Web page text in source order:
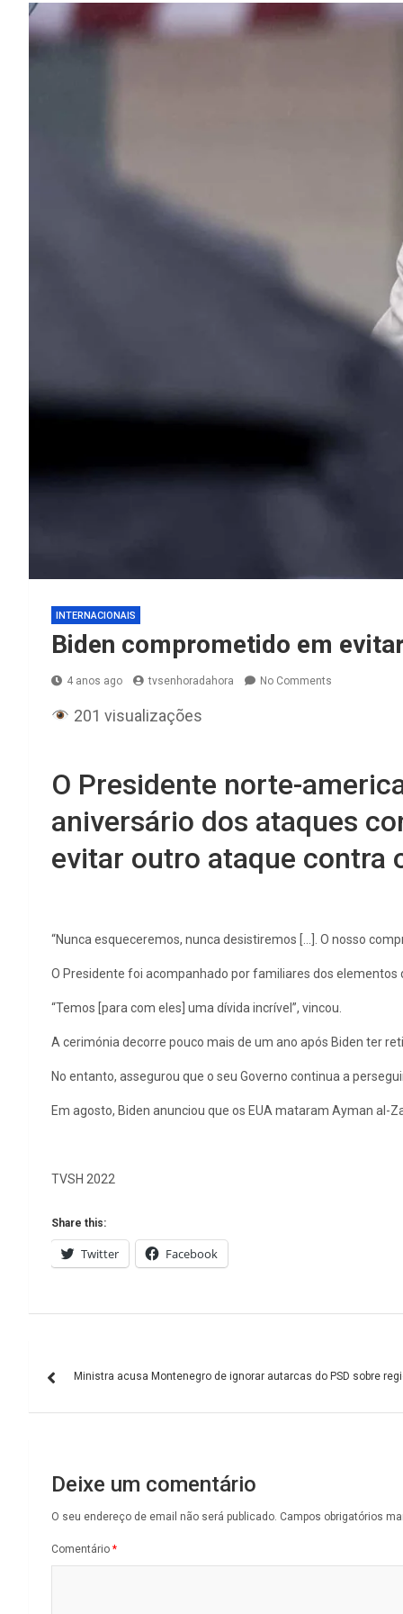
INTERNACIONAIS
Biden comprometido em
4 anos ago tvsenhoradahora No Comments
201 visualizações
O Presidente norte-
aniversário dos ataques
evitar outro ataque contra
“Nunca esqueceremos, nunca desistiremos […]. O nosso
O Presidente foi acompanhado por familiares dos
“Temos [para com eles] uma dívida incrível”, vincou.
A cerimónia decorre pouco mais de um ano após Biden ter
No entanto, assegurou que o seu Governo continua a
Em agosto, Biden anunciou que os EUA mataram Ayman al-
TVSH 2022
Share this:
Twitter Facebook
de
Ministra acusa Montenegro de ignorar autarcas do PSD sobre
Deixe um comentário
O seu endereço de email não será publicado. Campos obrigatórios
Comentário *